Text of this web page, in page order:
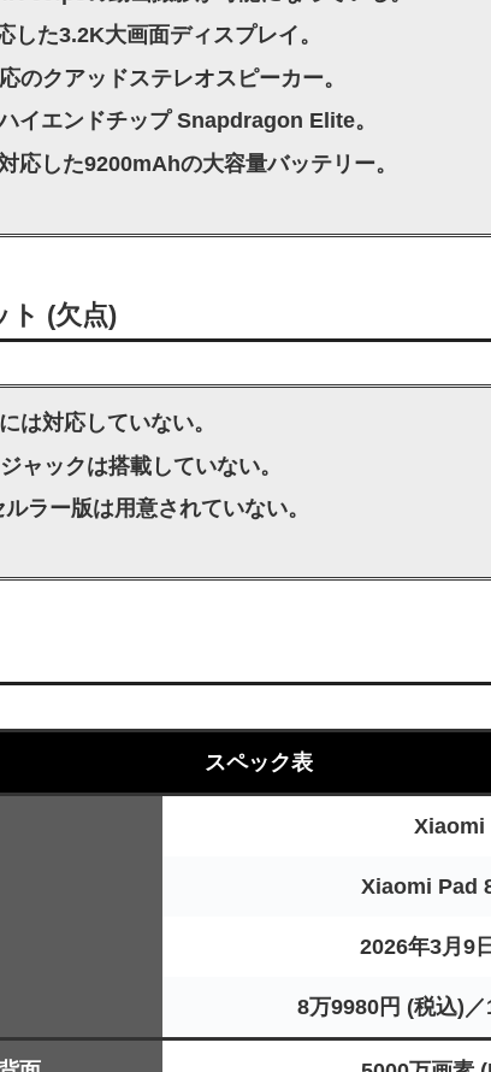
した3.2K大画面ディスプレイ。
のクアッドステレオスピーカー。
イエンドチップ Snapdragon Elite。
応した9200mAhの大容量バッテリー。
ト (欠点)
は対応していない。
ャックは搭載していない。
ラー版は用意されていない。
スペック表
Xiaomi
Xiaomi Pad
2026年3月9
8万9980円 (税込)／